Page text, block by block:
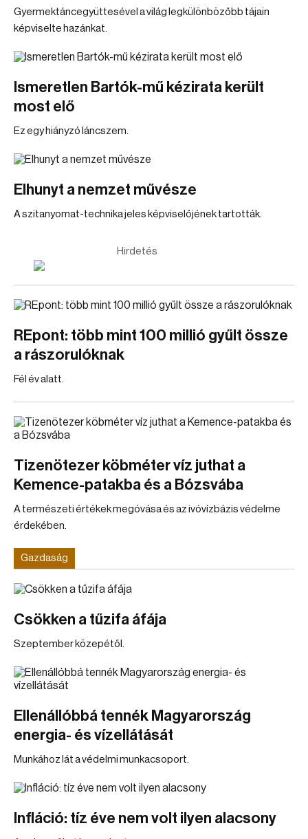
Gyermektáncegyüttesével a világ legkülönbözőbb tájain
képviselte hazánkat.
Ismeretlen Bartók-mű kézirata került
most elő
Ez egy hiányzó láncszem.
Elhunyt a nemzet művésze
A szitanyomat-technika jeles képviselőjének tartották.
Hirdetés
REpont: több mint 100 millió gyűlt össze
a rászorulóknak
Fél év alatt.
Tizenötezer köbméter víz juthat a
Kemence-patakba és a Bózsvába
A természeti értékek megóvása és az ivóvízbázis védelme
érdekében.
Gazdaság
Csökken a tűzifa áfája
Szeptember közepétől.
Ellenállóbbá tennék Magyarország
energia- és vízellátását
Munkához lát a védelmi munkacsoport.
Infláció: tíz éve nem volt ilyen alacsony